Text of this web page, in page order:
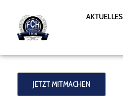
springen
AKTUELLES
JETZT MITMACHEN